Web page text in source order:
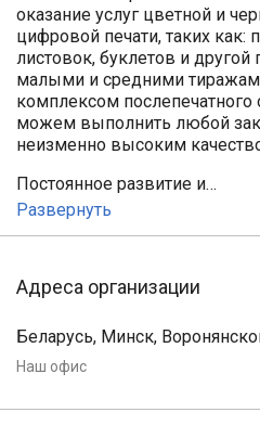
оказание услуг цветной и
цифровой печати, таких как:
листовок, буклетов и другой
малыми и средними
комплексом
можем выполнить любой
неизменно высоким
Постоянное развитие и…
Развернуть
Адреса организации
Беларусь, Минск,
Наш офис